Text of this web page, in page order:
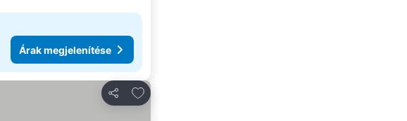
Árak megjelenítése
Megosztás
Hozzáadás a kedvencekhez